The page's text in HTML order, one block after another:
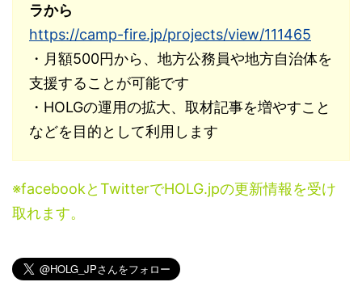
ラから
https://camp-fire.jp/projects/view/111465
・月額500円から、地方公務員や地方自治体を
支援することが可能です
・HOLGの運用の拡大、取材記事を増やすこと
などを目的として利用します
※facebookとTwitterでHOLG.jpの更新情報を受け
取れます。